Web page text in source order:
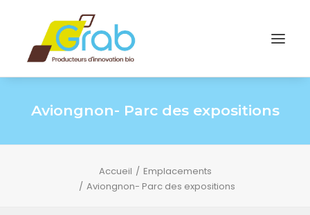
Aviongnon- Parc des expositions
Accueil
Emplacements
Aviongnon- Parc des expositions